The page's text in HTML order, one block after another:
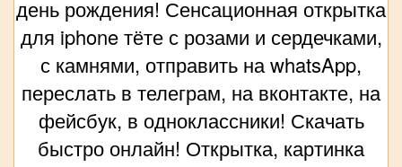
день рождения! Сенсационная открытка
для iphone тёте с розами и сердечками,
с камнями, отправить на whatsApp,
переслать в телеграм, на вконтакте, на
фейсбук, в одноклассники! Скачать
быстро онлайн! Открытка, картинка